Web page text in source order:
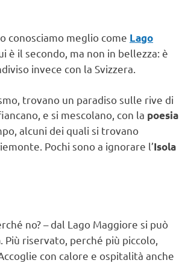
conosciamo meglio come Lago
è il secondo, ma non in bellezza: è
invece con la Svizzera.
trovano un paradiso sulle rive di
e si mescolano, con la poesia
alcuni dei quali si trovano
Pochi sono a ignorare l’Isola
no? – dal Lago Maggiore si può
. Più riservato, perché più piccolo,
con calore e ospitalità anche